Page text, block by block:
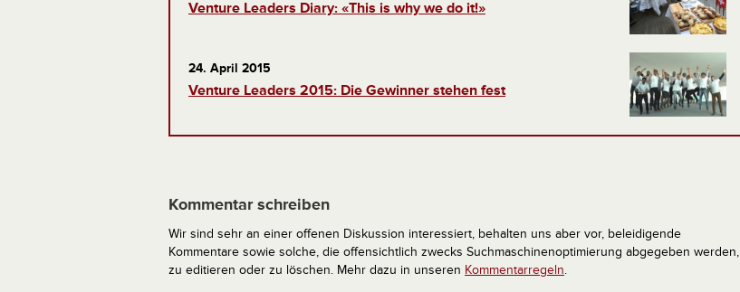
Venture Leaders Diary: «This is why we do it!»
24. April 2015
Venture Leaders 2015: Die Gewinner stehen fest
Kommentar schreiben
Wir sind sehr an einer offenen Diskussion interessiert, behalten uns aber vor, beleidigende
Kommentare sowie solche, die offensichtlich zwecks Suchmaschinenoptimierung abgegeben werden,
zu editieren oder zu löschen. Mehr dazu in unseren Kommentarregeln.